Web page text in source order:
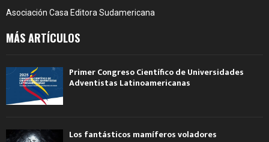
Asociación Casa Editora Sudamericana
MÁS ARTÍCULOS
Primer Congreso Científico de Universidades
Adventistas Latinoamericanas
Los fantásticos mamíferos voladores